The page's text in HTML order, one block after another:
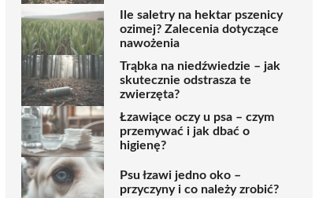
Ile saletry na hektar pszenicy
ozimej? Zalecenia dotyczące
nawożenia
Trąbka na niedźwiedzie – jak
skutecznie odstrasza te
zwierzęta?
Łzawiące oczy u psa – czym
przemywać i jak dbać o
higienę?
Psu łzawi jedno oko –
przyczyny i co należy zrobić?